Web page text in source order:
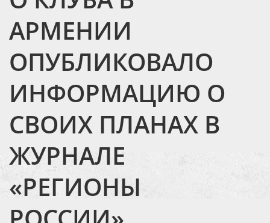
АРМЕНИИ
ОПУБЛИКОВАЛО
ИНФОРМАЦИЮ О
СВОИХ ПЛАНАХ В
ЖУРНАЛЕ
«РЕГИОНЫ